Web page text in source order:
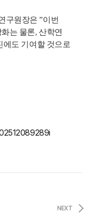
구원장은 ”이번
는 물론, 산학연
에도 기여할 것으로
NEXT